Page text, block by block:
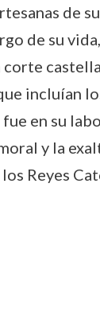
de
de su
incluían
en su
y la
Reyes